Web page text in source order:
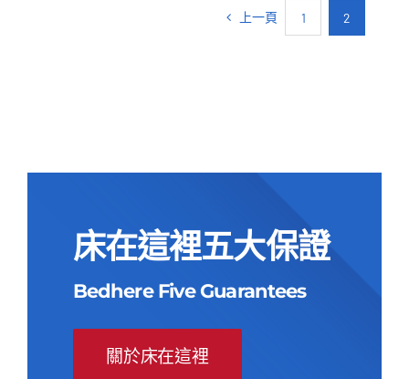
格：
格：
上一頁 1 2
床在這裡五大保證
Bedhere Five Guarantees
關於床在這裡